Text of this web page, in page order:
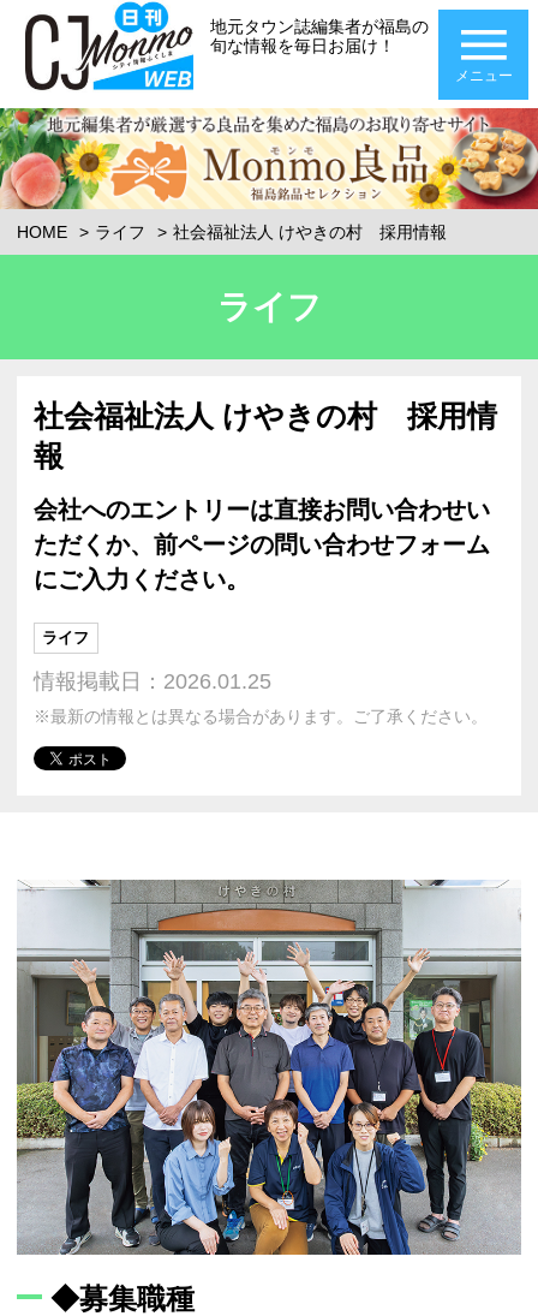
地元タウン誌編集者が福島の
旬な情報を毎日お届け！
メニュー
HOME ライフ 社会福祉法人 けやきの村 採用情報
ライフ
社会福祉法人 けやきの村 採用情
報
会社へのエントリーは直接お問い合わせい
ただくか、前ページの問い合わせフォーム
にご入力ください。
ライフ
情報掲載日：2026.01.25
※最新の情報とは異なる場合があります。ご了承ください。
◆募集職種